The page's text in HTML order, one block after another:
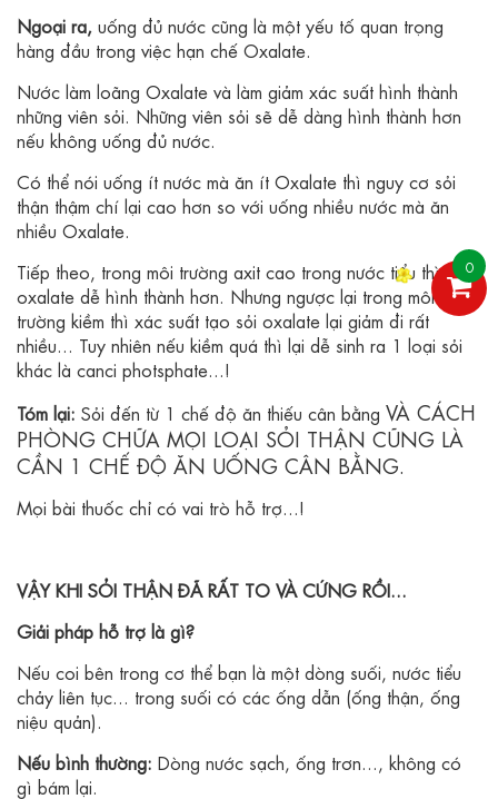
Ngoại ra, uống đủ nước cũng là một yếu tố quan trọng
hàng đầu trong việc hạn chế Oxalate.
Nước làm loãng Oxalate và làm giảm xác suất hình thành
những viên sỏi. Những viên sỏi sẽ dễ dàng hình thành hơn
nếu không uống đủ nước.
Có thể nói uống ít nước mà ăn ít Oxalate thì nguy cơ sỏi
thận thậm chí lại cao hơn so với uống nhiều nước mà ăn
nhiều Oxalate.
Tiếp theo, trong môi trường axit cao trong nước tiểu thì sỏi
oxalate dễ hình thành hơn. Nhưng ngược lại trong môi
trường kiềm thì xác suất tạo sỏi oxalate lại giảm đi rất
nhiều... Tuy nhiên nếu kiềm quá thì lại dễ sinh ra 1 loại sỏi
khác là canci photsphate...!
Tóm lại: Sỏi đến từ 1 chế độ ăn thiếu cân bằng VÀ CÁCH
PHÒNG CHỮA MỌI LOẠI SỎI THẬN CŨNG LÀ
CẦN 1 CHẾ ĐỘ ĂN UỐNG CÂN BẰNG.
Mọi bài thuốc chỉ có vai trò hỗ trợ...!
VẬY KHI SỎI THẬN ĐÃ RẤT TO VÀ CỨNG RỒI...
Giải pháp hỗ trợ là gì?
Nếu coi bên trong cơ thể bạn là một dòng suối, nước tiểu
chảy liên tục... trong suối có các ống dẫn (ống thận, ống
niệu quản).
Nếu bình thường: Dòng nước sạch, ống trơn..., không có
gì bám lại.
0